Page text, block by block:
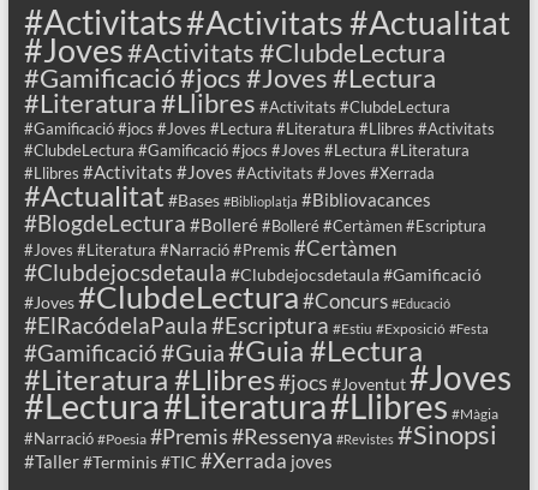
#Activitats#Activitats #Actualitat
#Joves#Activitats #ClubdeLectura
#Gamificació #jocs #Joves #Lectura
#Literatura #Llibres #Activitats #ClubdeLectura
#Gamificació #jocs #Joves #Lectura #Literatura #Llibres #Activitats
#ClubdeLectura #Gamificació #jocs #Joves #Lectura #Literatura
#Llibres #Activitats #Joves #Activitats #Joves #Xerrada
#Actualitat #Bases #Biblioplatja #Bibliovacances
#BlogdeLectura #Bolleré #Bolleré #Certàmen #Escriptura
#Joves #Literatura #Narració #Premis #Certàmen
#Clubdejocsdetaula #Clubdejocsdetaula #Gamificació
#Joves#ClubdeLectura#Concurs #Educació
#ElRacódelaPaula#Escriptura #Estiu #Exposició #Festa
#Gamificació#Guia#Guia #Lectura
#Literatura #Llibres#jocs #Joventut#Joves
#Lectura#Literatura#Llibres #Màgia
#Narració #Poesia #Premis#Ressenya #Revistes #Sinopsi
#Taller#Terminis#TIC #Xerrada joves